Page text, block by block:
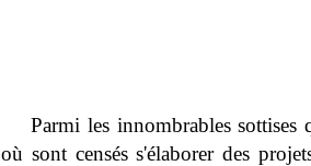
Parmi les innombrables
où sont censés s'élaborer des